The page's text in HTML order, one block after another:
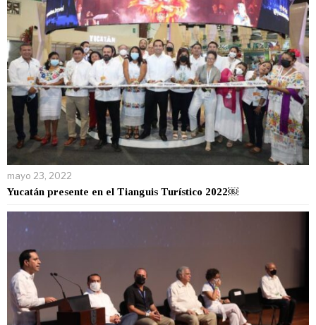
mayo 23, 2022
Yucatán presente en el Tianguis Turístico 2022￼